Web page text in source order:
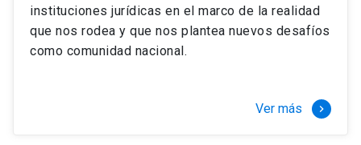
instituciones jurídicas en el marco de la realidad
que nos rodea y que nos plantea nuevos desafíos
como comunidad nacional.
Ver más keyboard_arrow_right